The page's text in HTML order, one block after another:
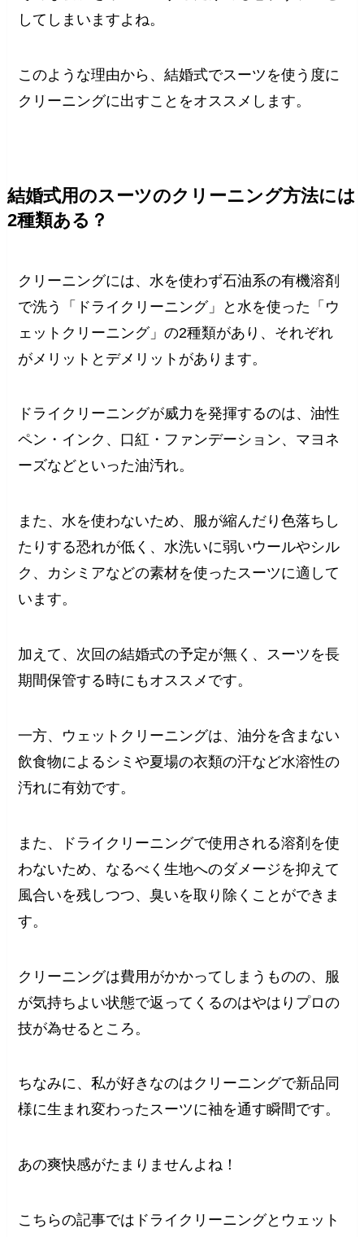
してしまいますよね。
このような理由から、結婚式でスーツを使う度に
クリーニングに出すことをオススメします。
結婚式用のスーツのクリーニング方法には
2種類ある？
クリーニングには、水を使わず石油系の有機溶剤
で洗う「ドライクリーニング」と水を使った「ウ
ェットクリーニング」の2種類があり、それぞれ
がメリットとデメリットがあります。
ドライクリーニングが威力を発揮するのは、油性
ペン・インク、口紅・ファンデーション、マヨネ
ーズなどといった油汚れ。
また、水を使わないため、服が縮んだり色落ちし
たりする恐れが低く、水洗いに弱いウールやシル
ク、カシミアなどの素材を使ったスーツに適して
います。
加えて、次回の結婚式の予定が無く、スーツを長
期間保管する時にもオススメです。
一方、ウェットクリーニングは、油分を含まない
飲食物によるシミや夏場の衣類の汗など水溶性の
汚れに有効です。
また、ドライクリーニングで使用される溶剤を使
わないため、なるべく生地へのダメージを抑えて
風合いを残しつつ、臭いを取り除くことができま
す。
クリーニングは費用がかかってしまうものの、服
が気持ちよい状態で返ってくるのはやはりプロの
技が為せるところ。
ちなみに、私が好きなのはクリーニングで新品同
様に生まれ変わったスーツに袖を通す瞬間です。
あの爽快感がたまりませんよね！
こちらの記事ではドライクリーニングとウェット